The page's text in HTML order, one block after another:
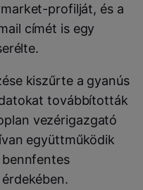
profilját, és a
címét is egy
kiszűrte a gyanús
továbbították
vezérigazgató
együttműködik
bennfentes